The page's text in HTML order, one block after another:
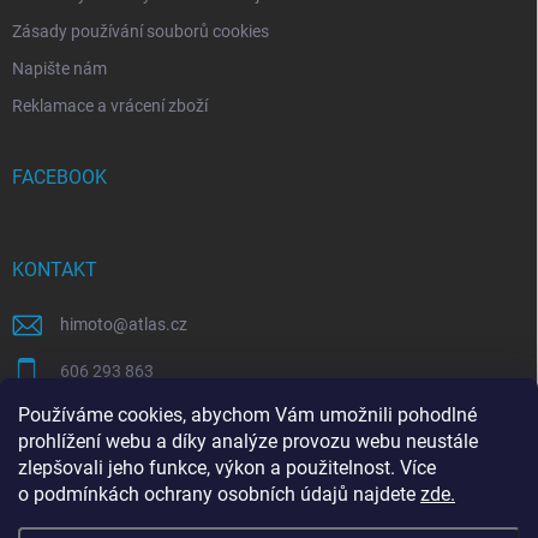
Používáme cookies, abychom Vám umožnili pohodlné
prohlížení webu a díky analýze provozu webu neustále
zlepšovali jeho funkce, výkon a použitelnost. Více
o podmínkách ochrany osobních údajů najdete zde.
Zásady používání souborů cookies
Napište nám
Reklamace a vrácení zboží
FACEBOOK
KONTAKT
himoto@atlas.cz
606 293 863
https://www.facebook.com/himotocz
SEO specialista | optimalizace Eshopu | Shoptet